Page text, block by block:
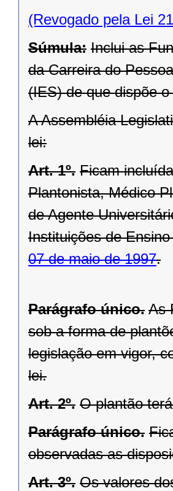
(Revogado pela Lei
Súmula: Inclui as
da Carreira do
(IES) de que dispõe
A Assembléia
lei:
Art. 1º. Ficam
Plantonista, Médico
de Agente
Instituições de
07 de maio de 1997.
Parágrafo único. As
sob a forma de
legislação em vigor,
lei.
Art. 2º. O plantão
Parágrafo único.
observadas as
Art. 3º. Os valores